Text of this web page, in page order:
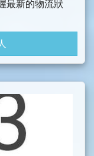
最新的物流狀
心自己的包裹
就是
常簡單，只要